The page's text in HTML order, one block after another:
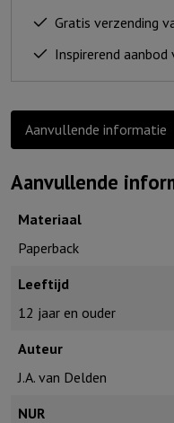
Gratis verzending
Inspirerend
Aanvullende informatie
Aanvullende
Materiaal
Paperback
Leeftijd
12 jaar en ouder
Auteur
J.A. van Delden
NUR